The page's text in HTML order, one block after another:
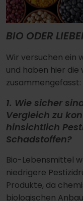
BIO ODER
Wir versuchen ein
und haben hier
zusammengefasst:
1. Wie sicher
Vergleich zu
hinsichtlich
Schadstoffen?
Bio-Lebensmittel
niedrigere
Produkte, da
biologischen